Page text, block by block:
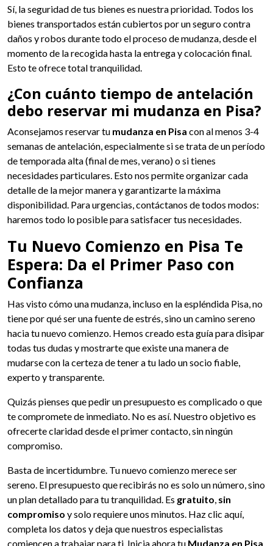
Sí, la seguridad de tus bienes es nuestra prioridad. Todos los
bienes transportados están cubiertos por un seguro contra
daños y robos durante todo el proceso de mudanza, desde el
momento de la recogida hasta la entrega y colocación final.
Esto te ofrece total tranquilidad.
¿Con cuánto tiempo de antelación
debo reservar mi mudanza en Pisa?
Aconsejamos reservar tu mudanza en Pisa con al menos 3-4
semanas de antelación, especialmente si se trata de un período
de temporada alta (final de mes, verano) o si tienes
necesidades particulares. Esto nos permite organizar cada
detalle de la mejor manera y garantizarte la máxima
disponibilidad. Para urgencias, contáctanos de todos modos:
haremos todo lo posible para satisfacer tus necesidades.
Tu Nuevo Comienzo en Pisa Te
Espera: Da el Primer Paso con
Confianza
Has visto cómo una mudanza, incluso en la espléndida Pisa, no
tiene por qué ser una fuente de estrés, sino un camino sereno
hacia tu nuevo comienzo. Hemos creado esta guía para disipar
todas tus dudas y mostrarte que existe una manera de
mudarse con la certeza de tener a tu lado un socio fiable,
experto y transparente.
Quizás pienses que pedir un presupuesto es complicado o que
te compromete de inmediato. No es así. Nuestro objetivo es
ofrecerte claridad desde el primer contacto, sin ningún
compromiso.
Basta de incertidumbre. Tu nuevo comienzo merece ser
sereno. El presupuesto que recibirás no es solo un número, sino
un plan detallado para tu tranquilidad. Es gratuito, sin
compromiso y solo requiere unos minutos. Haz clic aquí,
completa los datos y deja que nuestros especialistas
comiencen a trabajar para ti. Inicia ahora tu Mudanza en Pisa